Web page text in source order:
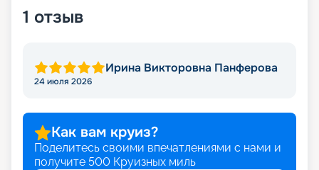
1 отзыв
Ирина Викторовна Панферова
24 июля 2026
Как вам круиз?
Поделитесь своими впечатлениями с нами и
получите 500 Круизных миль